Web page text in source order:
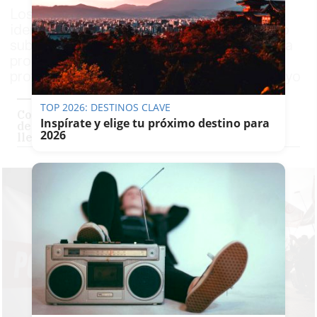
Los empleados trabajan sin uniforme ni
identificación corporativa y aún no han sido
subrogados pese al cambio de adjudicataria
producido el pasado 15 de marzo; las
protestas continúan los días 20 y 27 de mayo
Convocan huelga los trabajadores del reparto
de notificaciones de la Diputación de Cádiz:
llevan casi tres años cobrando tarde
TOP 2026: DESTINOS CLAVE
Inspírate y elige tu próximo destino para
2026